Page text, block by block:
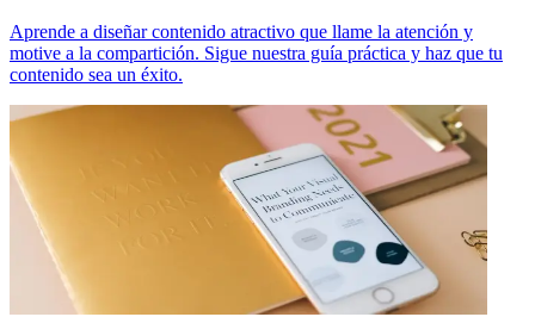
Aprende a diseñar contenido atractivo que llame la atención y
motive a la compartición. Sigue nuestra guía práctica y haz que tu
contenido sea un éxito.